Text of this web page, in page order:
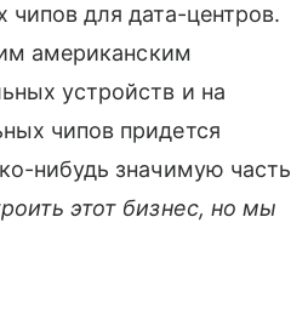
для дата-центров.
американским
устройств и на
чипов придется
нибудь значимую часть
этот бизнес, но мы